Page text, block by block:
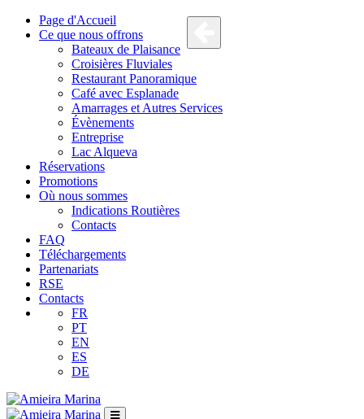
Page d'Accueil
Ce que nous offrons
Bateaux de Plaisance
Croisières Fluviales
Restaurant Panoramique
Café avec Esplanade
Amarrages et Autres Services
Évènements
Entreprise
Lac Alqueva
Réservations
Promotions
Où nous sommes
Indications Routières
Contacts
FAQ
Téléchargements
Partenariats
RSE
Contacts
FR
PT
EN
ES
DE